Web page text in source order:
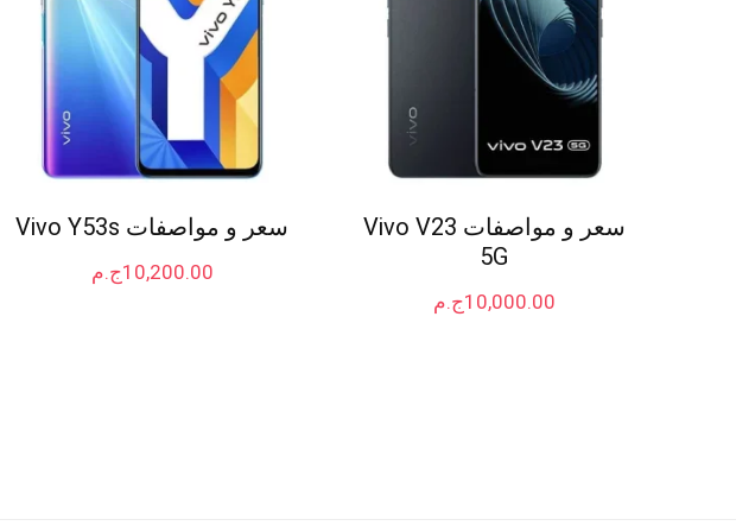
سعر و مواصفات Vivo V23
5G
ج.م10,000.00
سعر و مواصفات Vivo Y53s
ج.م10,200.00